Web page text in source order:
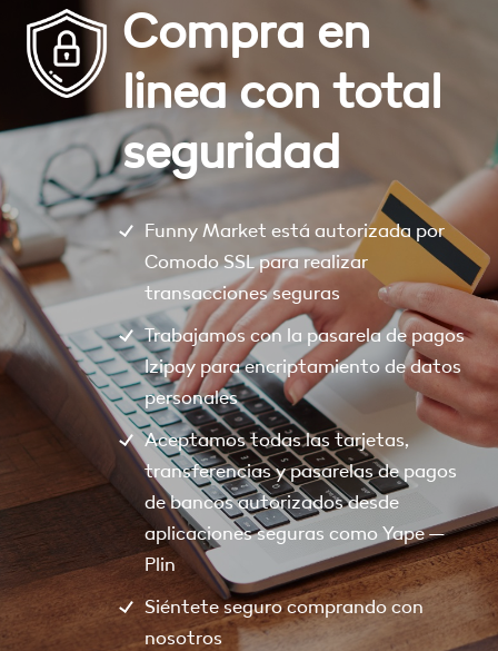
Compra en
linea con total
seguridad
Funny Market está autorizada por
Comodo SSL para realizar
transacciones seguras
Trabajamos con la pasarela de pagos
Izipay para encriptamiento de datos
personales
Aceptamos todas las tarjetas,
transferencias y pasarelas de pagos
de bancos autorizados desde
aplicaciones seguras como Yape –
Plin
Siéntete seguro comprando con
nosotros